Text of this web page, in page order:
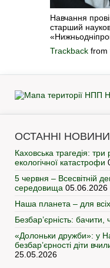
Навчання
старший
Trackback from
ОСТАННІ НОВИНИ
Каховська трагедія:
екологічної катастрофи
5 червня – Всесвітній
середовища 05.06.2026
Наша планета – для
Безбар’єрність: бачити,
«Долоньки дружби»: у
безбар’єрності діти
25.05.2026